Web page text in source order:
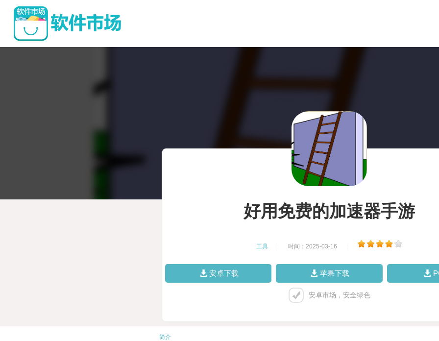
好用免费的加速器手游
工具 时间：2025-03-16
安卓下载 苹果下载
安卓市场，安全绿色
简介